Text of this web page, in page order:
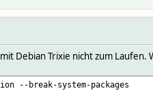
Debian Trixie nicht zum Laufen.
--break-system-packages